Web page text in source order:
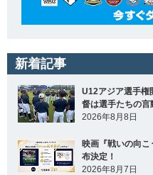
新着記事
U12アジア選手権
督は選手たちの言
2026年8月8日
映画『戦いの向
布決定！
2026年8月7日